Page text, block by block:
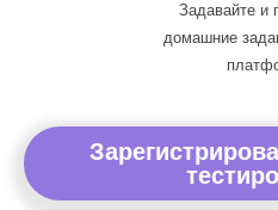
Задавайте и
домашние